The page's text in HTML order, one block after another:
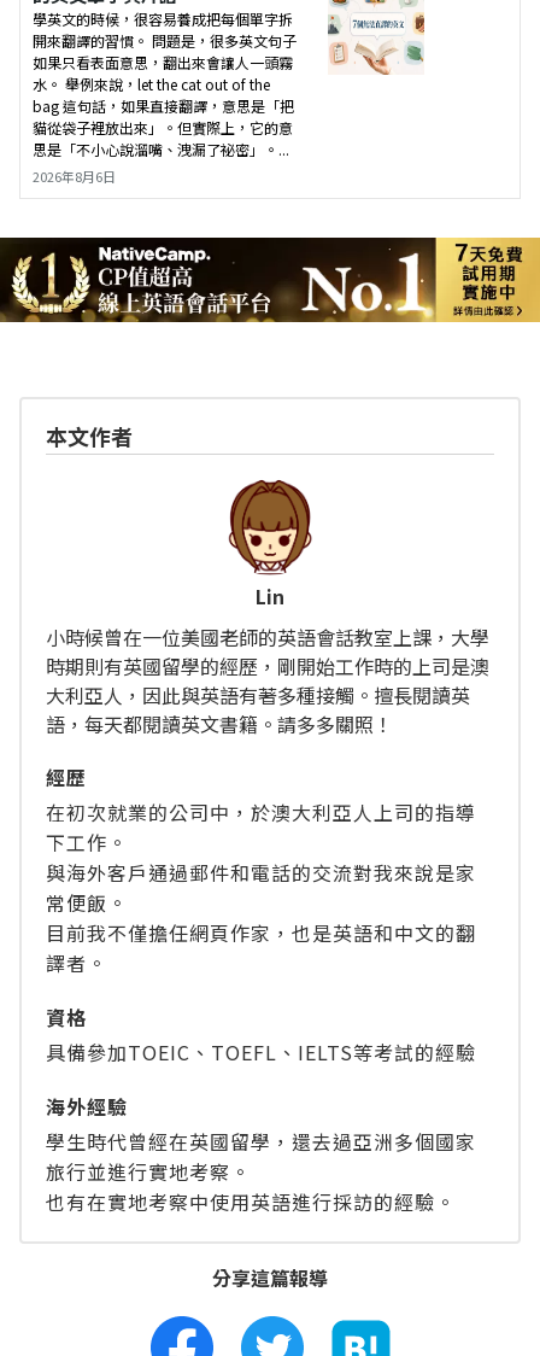
學英文的時候，很容易養成把每個單字拆
開來翻譯的習慣。 問題是，很多英文句子
如果只看表面意思，翻出來會讓人一頭霧
水。 舉例來說，let the cat out of the
bag 這句話，如果直接翻譯，意思是「把
貓從袋子裡放出來」。但實際上，它的意
思是「不小心說溜嘴、洩漏了祕密」。...
2026年8月6日
本文作者
Lin
小時候曾在一位美國老師的英語會話教室上課，大學
時期則有英國留學的經歷，剛開始工作時的上司是澳
大利亞人，因此與英語有著多種接觸。擅長閱讀英
語，每天都閱讀英文書籍。請多多關照！
經歴
在初次就業的公司中，於澳大利亞人上司的指導
下工作。
與海外客戶通過郵件和電話的交流對我來說是家
常便飯。
目前我不僅擔任網頁作家，也是英語和中文的翻
譯者。
資格
具備參加TOEIC、TOEFL、IELTS等考試的經驗
海外經驗
學生時代曾經在英國留學，還去過亞洲多個國家
旅行並進行實地考察。
也有在實地考察中使用英語進行採訪的經驗。
分享這篇報導